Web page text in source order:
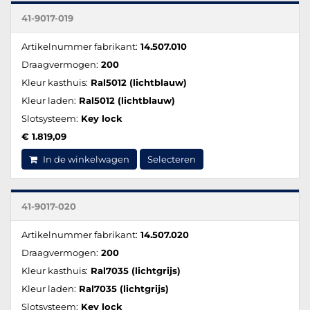
41-9017-019
Artikelnummer fabrikant: 14.507.010
Draagvermogen: 200
Kleur kasthuis: Ral5012 (lichtblauw)
Kleur laden: Ral5012 (lichtblauw)
Slotsysteem: Key lock
€ 1.819,09
In de winkelwagen Selecteren
41-9017-020
Artikelnummer fabrikant: 14.507.020
Draagvermogen: 200
Kleur kasthuis: Ral7035 (lichtgrijs)
Kleur laden: Ral7035 (lichtgrijs)
Slotsysteem: Key lock